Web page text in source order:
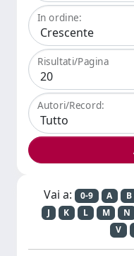
In ordine:
Risultati/Pagina
Autori/Record:
Vai a: 0-9 A B
J
K L M N
V